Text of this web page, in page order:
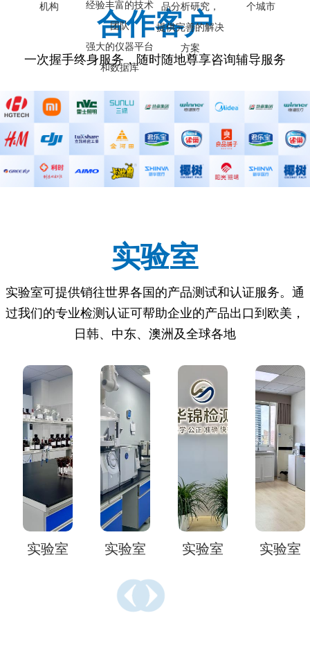
机构
经验丰富的技术
团队
强大的仪器平台
和数据库
品分析研究，
提供完善的解决
方案
个城市
合作客户
一次握手终身服务，随时随地尊享咨询辅导服务
实验室
实验室可提供销往世界各国的产品测试和认证服务。通
过我们的专业检测认证可帮助企业的产品出口到欧美，
日韩、中东、澳洲及全球各地
实验室 实验室 实验室 实验室